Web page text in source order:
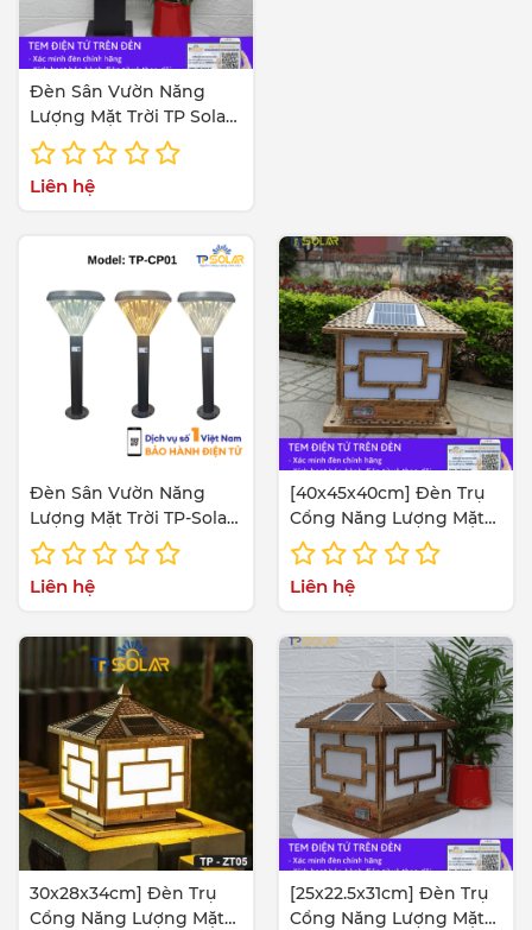
Đèn Sân Vườn Năng
Lượng Mặt Trời TP Solar
TP-Solar TP-CP05
Liên hệ
Đèn Sân Vườn Năng
Lượng Mặt Trời TP-Solar
TP-CP01
Liên hệ
[40x45x40cm] Đèn Trụ
Cổng Năng Lượng Mặt
Trời TP Solar TPZ-06
Hình Ngôi Nhà Mái Chóp
Liên hệ
30x28x34cm] Đèn Trụ
Cổng Năng Lượng Mặt
[25x22.5x31cm] Đèn Trụ
Cổng Năng Lượng Mặt